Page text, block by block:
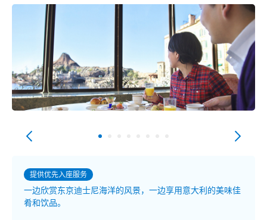
提供优先入座服务
一边欣赏东京迪士尼海洋的风景，一边享用意大利的美味佳
肴和饮品。